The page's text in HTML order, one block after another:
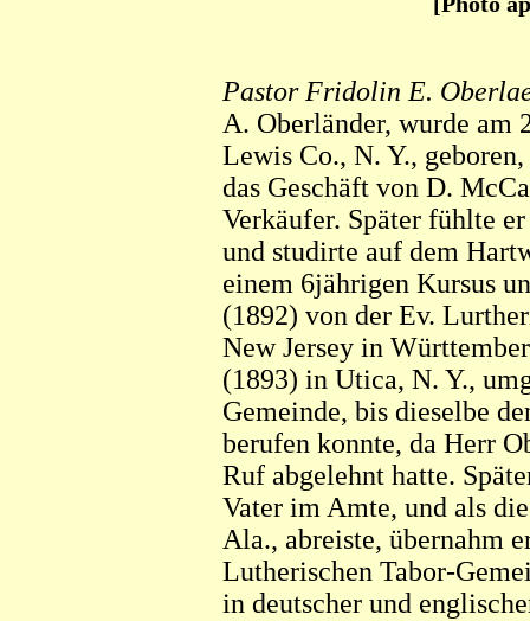
Pastor Fridolin E.
A. Oberländer, wurde am
Lewis Co., N. Y.,
das Geschäft von D.
Verkäufer. Später fühlte
und studirte auf dem
einem 6jährigen Kursus
(1892) von der Ev.
New Jersey in
(1893) in Utica, N. Y.,
Gemeinde, bis dieselbe
berufen konnte, da Herr
Ruf abgelehnt hatte.
Vater im Amte, und als
Ala., abreiste, übernahm
Lutherischen Tabor-
in deutscher und